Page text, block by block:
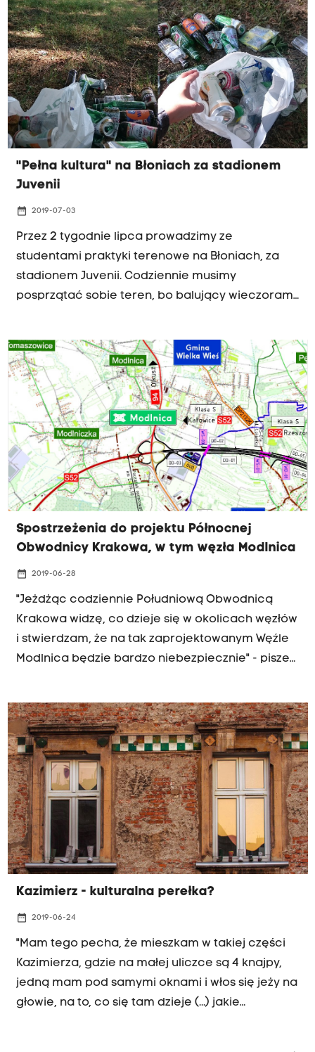
"Pełna kultura" na Błoniach za stadionem
Juvenii
date_range 2019-07-03
Przez 2 tygodnie lipca prowadzimy ze
studentami praktyki terenowe na Błoniach, za
stadionem Juvenii. Codziennie musimy
posprzątać sobie teren, bo balujący wieczorami
Spostrzeżenia do projektu Północnej
Obwodnicy Krakowa, w tym węzła Modlnica
date_range 2019-06-28
"Jeżdżąc codziennie Południową Obwodnicą
Krakowa widzę, co dzieje się w okolicach węzłów
i stwierdzam, że na tak zaprojektowanym Węźle
Modlnica będzie bardzo niebezpiecznie" - pisze
Kazimierz - kulturalna perełka?
date_range 2019-06-24
"Mam tego pecha, że mieszkam w takiej części
Kazimierza, gdzie na małej uliczce są 4 knajpy,
jedną mam pod samymi oknami i włos się jeży na
głowie, na to, co się tam dzieje (...) jakie